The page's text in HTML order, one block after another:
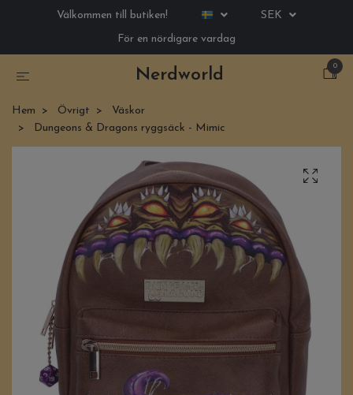
Välkommen till butiken!
SEK
För en nördigare vardag
Nerdworld
0
Hem Övrigt
Väskor
Dungeons & Dragons ryggsäck - Mimic